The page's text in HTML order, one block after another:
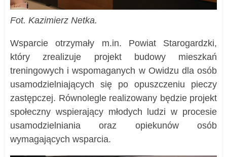
Fot. Kazimierz Netka.
Wsparcie otrzymały m.in. Powiat Starogardzki,
który zrealizuje projekt budowy mieszkań
treningowych i wspomaganych w Owidzu dla osób
usamodzielniających się po opuszczeniu pieczy
zastępczej. Równolegle realizowany będzie projekt
społeczny wspierający młodych ludzi w procesie
usamodzielniania oraz opiekunów osób
wymagających wsparcia.